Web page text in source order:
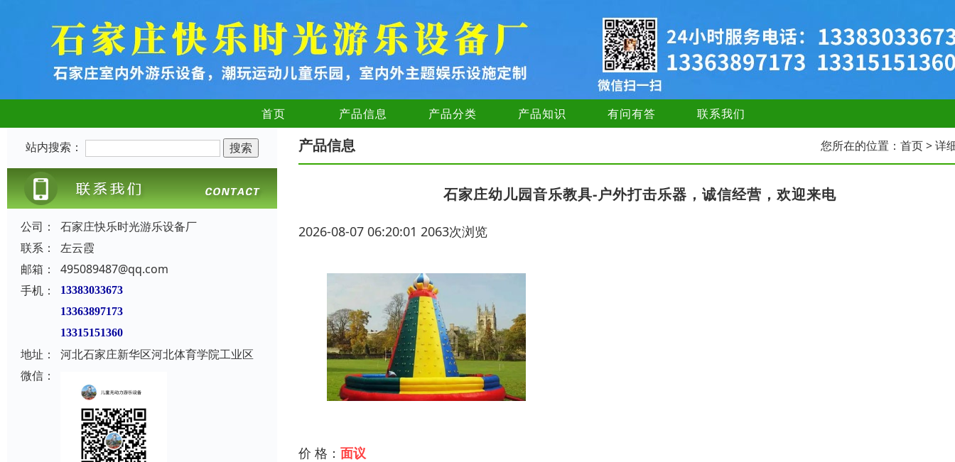
首页 产品信息 产品分类 产品知识 有问有答 联系我们
站内搜索：
公司：
石家庄快乐时光游乐设备厂
联系：
左云霞
邮箱：
495089487@qq.com
手机：
13383033673
13363897173
13315151360
地址：
河北石家庄新华区河北体育学院工业区
微信：
产品信息 您所在的位置： 首页> 详
石家庄幼儿园音乐教具-户外打击乐器，诚信经营，欢迎来电
2026-08-07 06:20:01 2063次浏览
价 格： 面议